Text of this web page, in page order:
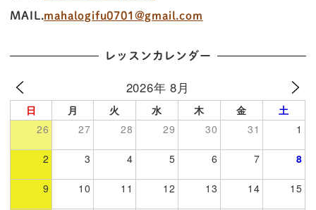
MAIL.mahalogifu0701@gmail.com
レッスンカレンダー
2026年 8月
日 月 火 水 木 金
土
26
27 28 29 30 31 1
2 3 4 5 6 7 8
9 10 11 12 13 14 15